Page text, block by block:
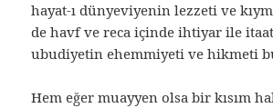
hayat-ı dünyeviyenin lezzeti ve
de havf ve reca içinde ihtiyar ile
ubudiyetin ehemmiyeti ve hikmeti
Hem eğer muayyen olsa bir kısım